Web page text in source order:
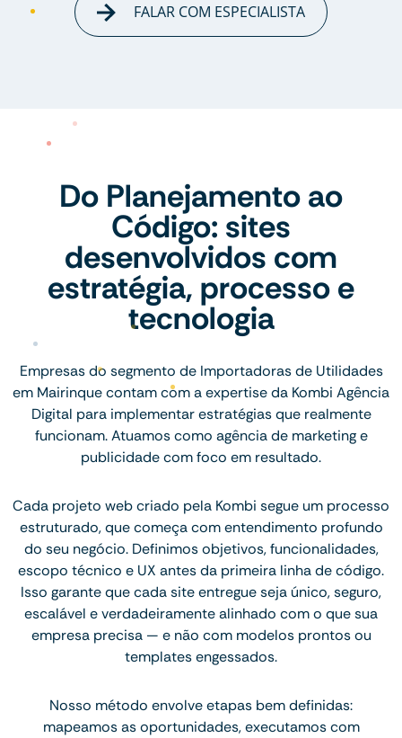
FALAR COM ESPECIALISTA
Do Planejamento ao
Código: sites
desenvolvidos com
estratégia, processo e
tecnologia
Empresas do segmento de Importadoras de Utilidades
em Mairinque contam com a expertise da Kombi Agência
Digital para implementar estratégias que realmente
funcionam. Atuamos como agência de marketing e
publicidade com foco em resultado.
Cada projeto web criado pela Kombi segue um processo
estruturado, que começa com entendimento profundo
do seu negócio. Definimos objetivos, funcionalidades,
escopo técnico e UX antes da primeira linha de código.
Isso garante que cada site entregue seja único, seguro,
escalável e verdadeiramente alinhado com o que sua
empresa precisa — e não com modelos prontos ou
templates engessados.
Nosso método envolve etapas bem definidas:
mapeamos as oportunidades, executamos com